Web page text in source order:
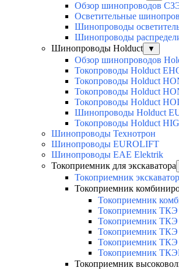
Обзор шинопроводов
Осветительные
Шинопроводы
Шинопроводы
Шинопроводы Holduct
▼
Обзор шинопроводов
Токопроводы Holduct
Токопроводы Holduct
Токопроводы Holduct
Токопроводы Holduct
Шинопроводы Holduct
Токопроводы Holduct
Шинопроводы Технотрон
Шинопроводы EUROLIFT
Шинопроводы EAE Elektrik
Токоприемник для экскаватора
Токоприемник
Токоприемник
Токоприемник
Токоприемник ТКЭ
Токоприемник ТКЭ
Токоприемник ТКЭ
Токоприемник ТКЭ
Токоприемник
Токоприемник